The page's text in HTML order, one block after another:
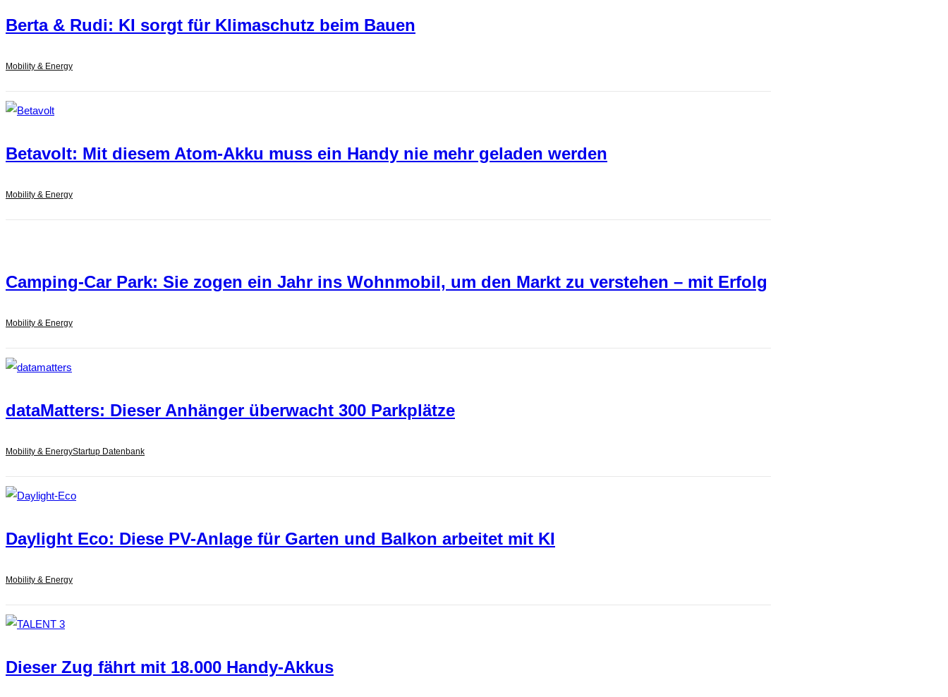
Berta & Rudi: KI sorgt für Klimaschutz beim Bauen
Mobility & Energy
Betavolt: Mit diesem Atom-Akku muss ein Handy nie mehr geladen werden
Mobility & Energy
Camping-Car Park: Sie zogen ein Jahr ins Wohnmobil, um den Markt zu verstehen – mit Erfolg
Mobility & Energy
dataMatters: Dieser Anhänger überwacht 300 Parkplätze
Mobility & EnergyStartup Datenbank
Daylight Eco: Diese PV-Anlage für Garten und Balkon arbeitet mit KI
Mobility & Energy
Dieser Zug fährt mit 18.000 Handy-Akkus